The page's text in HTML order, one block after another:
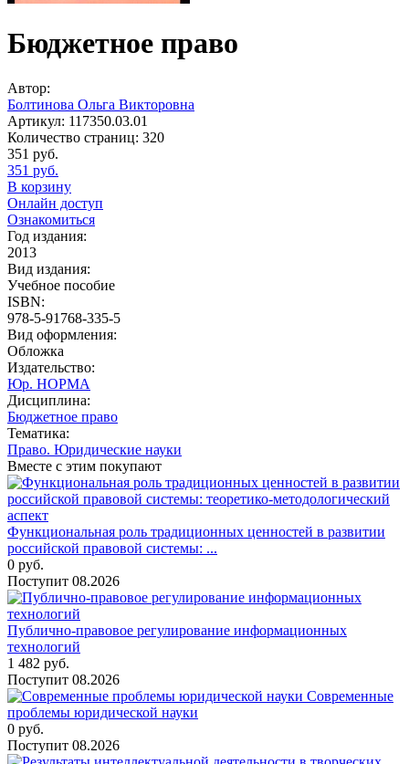
Бюджетное право
Автор:
Болтинова Ольга Викторовна
Артикул: 117350.03.01
Количество страниц: 320
351 руб.
351 руб.
В корзину
Онлайн доступ
Ознакомиться
Год издания:
2013
Вид издания:
Учебное пособие
ISBN:
978-5-91768-335-5
Вид оформления:
Обложка
Издательство:
Юр. НОРМА
Дисциплина:
Бюджетное право
Тематика:
Право. Юридические науки
Вместе с этим покупают
Функциональная роль традиционных ценностей в развитии
российской правовой системы: ...
0 руб.
Поступит 08.2026
Публично-правовое регулирование информационных
технологий
1 482 руб.
Поступит 08.2026
Современные
проблемы юридической науки
0 руб.
Поступит 08.2026